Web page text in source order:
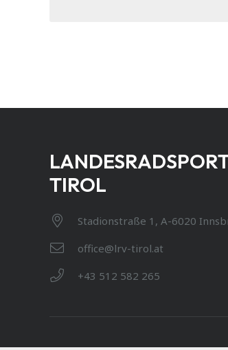
TIROL
Stadionstraße 1, A-6020
office@lrv-tirol.at
+43 512 582 265